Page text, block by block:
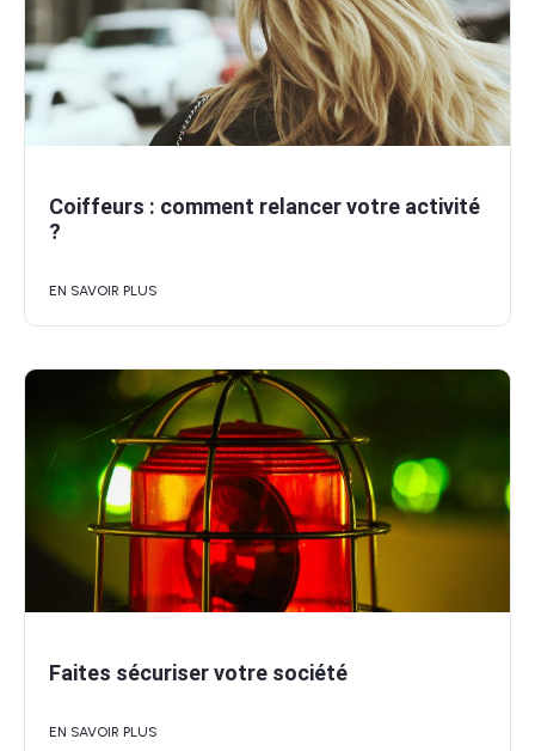
Coiffeurs : comment relancer votre activité
?
EN SAVOIR PLUS
Faites sécuriser votre société
EN SAVOIR PLUS